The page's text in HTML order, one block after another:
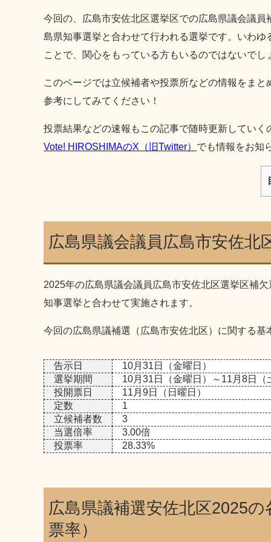
今回の、広島市安佐北区選挙区での広島県議会議
島県知事選挙と合わせて行われる選挙です。いわ
ことで、関心をもっている方もいるのではないでし
このページでは立候補者や投票所などの情報をま
参考にしてみてください！
投票結果などの速報もこの記事で随時更新してい
Vote! HIROSHIMAのX（旧Twitter） でも情報をお知
広島県議会議員広島市安佐北
2025年の広島県議会議員広島市安佐北区選挙区補
知事選挙と合わせて実施されます。
今回の広島県議補選（広島市安佐北区）に関する
告示日
10月31日（金曜日）
選挙期間
10月31日（金曜日）～11月8日（
投開票日
11月9日（日曜日）
定数
1
立候補者数
3
当選倍率
3.00倍
投票率
28.33%
広島県議補選安佐北区2025
票率）